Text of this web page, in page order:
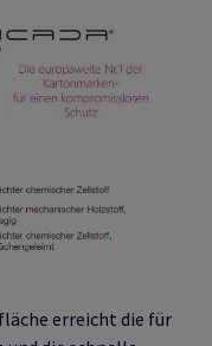
erreicht die für